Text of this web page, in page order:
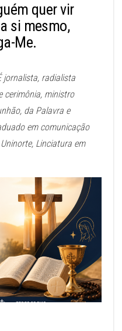
quer vir
si mesmo,
Me.
jornalista, radialista
cerimônia, ministro
da Palavra e
em comunicação
Linciatura em